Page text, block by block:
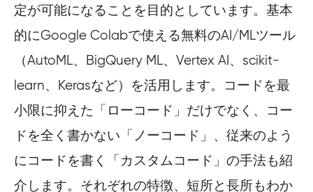
定が可能になることを目的としています。基本
的にGoogle Colabで使える無料のAI/MLツール
（AutoML、BigQuery ML、Vertex AI、scikit-
learn、Kerasなど）を活用します。コードを最
小限に抑えた「ローコード」だけでなく、コー
ドを全く書かない「ノーコード」、従来のよう
にコードを書く「カスタムコード」の手法も紹
介します。それぞれの特徴、短所と長所もわか